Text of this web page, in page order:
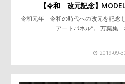
【令和 改元記念】
令和元年 令和の時代への改元を記念
アートパネル”。 万葉集
2019-09-